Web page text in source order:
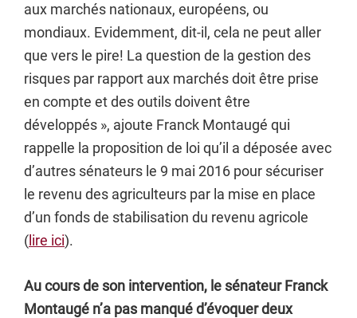
aux marchés nationaux, européens, ou
mondiaux. Evidemment, dit-il, cela ne peut aller
que vers le pire! La question de la gestion des
risques par rapport aux marchés doit être prise
en compte et des outils doivent être
développés », ajoute Franck Montaugé qui
rappelle la proposition de loi qu’il a déposée avec
d’autres sénateurs le 9 mai 2016 pour sécuriser
le revenu des agriculteurs par la mise en place
d’un fonds de stabilisation du revenu agricole
( lire ici).
Au cours de son intervention, le sénateur Franck
Montaugé n’a pas manqué d’évoquer deux